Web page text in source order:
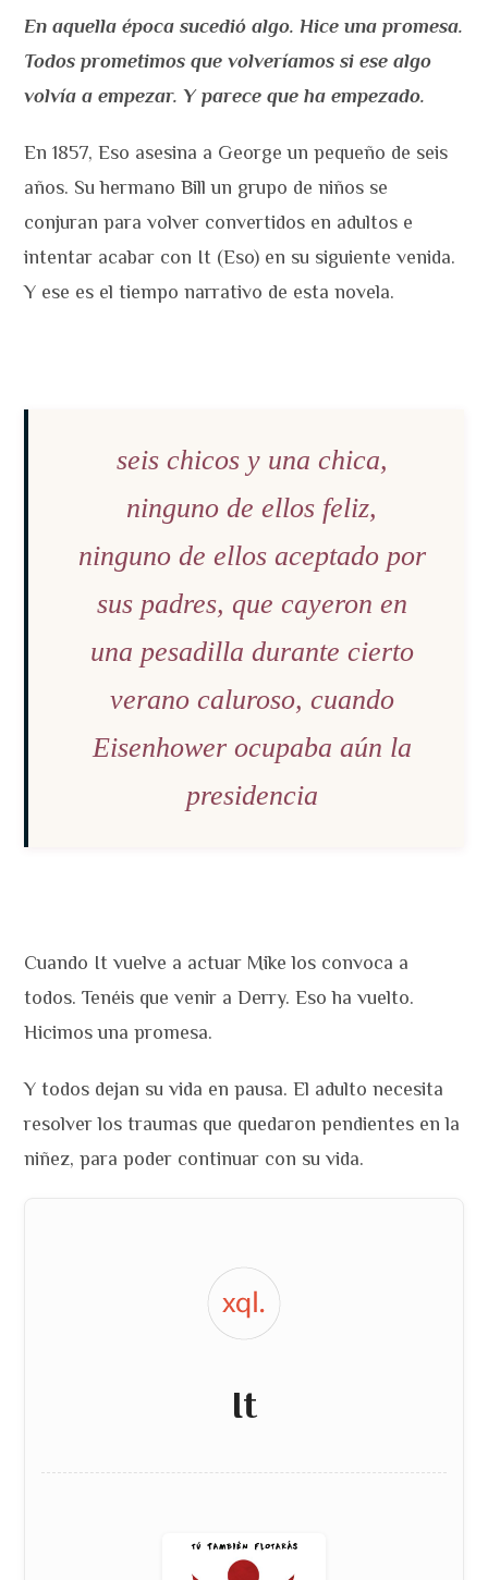
En aquella época sucedió algo. Hice una promesa.
Todos prometimos que volveríamos si ese algo
volvía a empezar. Y parece que ha empezado.
En 1857, Eso asesina a George un pequeño de seis
años. Su hermano Bill un grupo de niños se
conjuran para volver convertidos en adultos e
intentar acabar con It (Eso) en su siguiente venida.
Y ese es el tiempo narrativo de esta novela.
seis chicos y una chica,
ninguno de ellos feliz,
ninguno de ellos aceptado por
sus padres, que cayeron en
una pesadilla durante cierto
verano caluroso, cuando
Eisenhower ocupaba aún la
presidencia
Cuando It vuelve a actuar Mike los convoca a
todos. Tenéis que venir a Derry. Eso ha vuelto.
Hicimos una promesa.
Y todos dejan su vida en pausa. El adulto necesita
resolver los traumas que quedaron pendientes en la
niñez, para poder continuar con su vida.
It